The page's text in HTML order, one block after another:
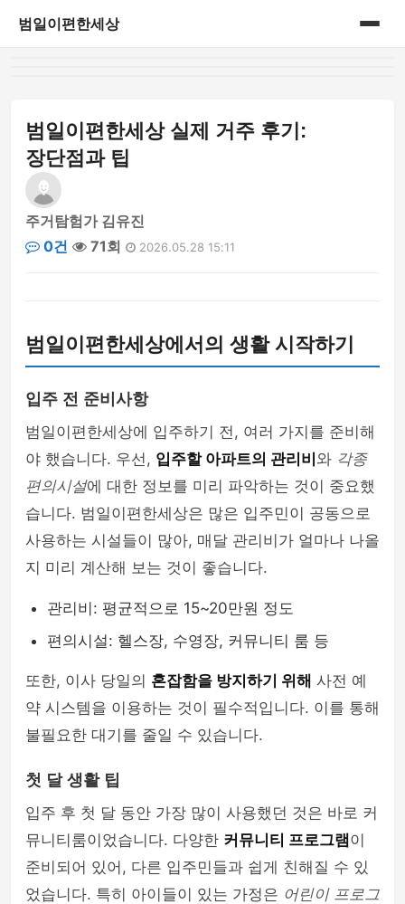
범일이편한세상
범일이편한세상 실제 거주 후기:
장단점과 팁
주거탐험가 김유진
0건
71회 2026.05.28 15:11
범일이편한세상에서의 생활 시작하기
입주 전 준비사항
범일이편한세상에 입주하기 전, 여러 가지를 준비해
야 했습니다. 우선, 입주할 아파트의 관리비 와 각종
편의시설에 대한 정보를 미리 파악하는 것이 중요했
습니다. 범일이편한세상은 많은 입주민이 공동으로
사용하는 시설들이 많아, 매달 관리비가 얼마나 나올
지 미리 계산해 보는 것이 좋습니다.
관리비: 평균적으로 15~20만원 정도
편의시설: 헬스장, 수영장, 커뮤니티 룸 등
또한, 이사 당일의 혼잡함을 방지하기 위해 사전 예
약 시스템을 이용하는 것이 필수적입니다. 이를 통해
불필요한 대기를 줄일 수 있습니다.
첫 달 생활 팁
입주 후 첫 달 동안 가장 많이 사용했던 것은 바로 커
뮤니티룸이었습니다. 다양한 커뮤니티 프로그램이
준비되어 있어, 다른 입주민들과 쉽게 친해질 수 있
었습니다. 특히 아이들이 있는 가정은 어린이 프로그